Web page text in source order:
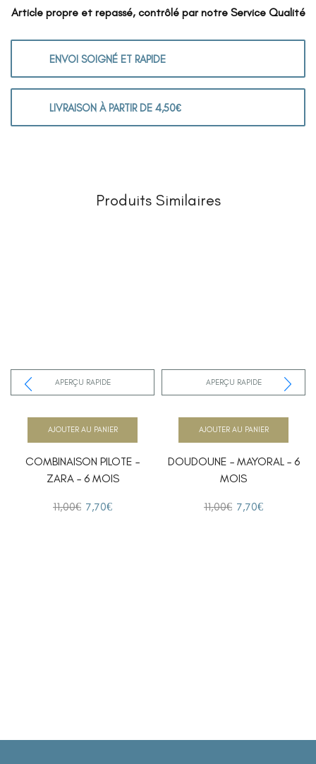
Article propre et repassé, contrôlé par notre Service Qualité
ENVOI SOIGNÉ ET RAPIDE
LIVRAISON À PARTIR DE 4,50€
Produits Similaires
APERÇU RAPIDE
COMBINAISON PILOTE –
ZARA – 6 MOIS
11,00€ 7,70€
AJOUTER AU PANIER
APERÇU RAPIDE
DOUDOUNE – MAYORAL – 6
MOIS
11,00€ 7,70€
AJOUTER AU PANIER